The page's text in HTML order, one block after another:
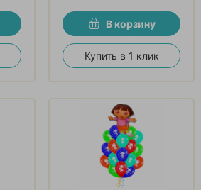
В корзину
Купить в 1 клик